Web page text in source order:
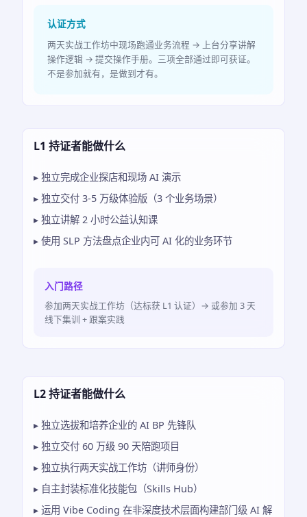
认证方式
两天实战工作坊中现场跑通业务流程 → 上台分享讲解
操作逻辑 → 提交操作手册。三项全部通过即可获证。
不是参加就有，是做到才有。
L1 持证者能做什么
▸ 独立完成企业探店和现场 AI 演示
▸ 独立交付 3-5 万级体验版（3 个业务场景）
▸ 独立讲解 2 小时公益认知课
▸ 使用 SLP 方法盘点企业内可 AI 化的业务环节
入门路径
参加两天实战工作坊（达标获 L1 认证）→ 或参加 3 天
线下集训 + 跟案实践
L2 持证者能做什么
▸ 独立选拔和培养企业的 AI BP 先锋队
▸ 独立交付 60 万级 90 天陪跑项目
▸ 独立执行两天实战工作坊（讲师身份）
▸ 自主封装标准化技能包（Skills Hub）
▸ 运用 Vibe Coding 在非深度技术层面构建部门级 AI 解